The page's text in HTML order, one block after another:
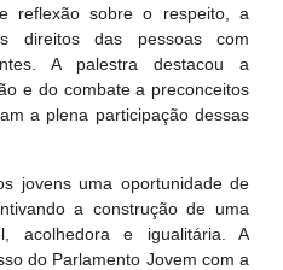
reflexão sobre o respeito, a
direitos das pessoas com
A palestra destacou a
e do combate a preconceitos
a plena participação dessas
jovens uma oportunidade de
a construção de uma
acolhedora e igualitária. A
do Parlamento Jovem com a